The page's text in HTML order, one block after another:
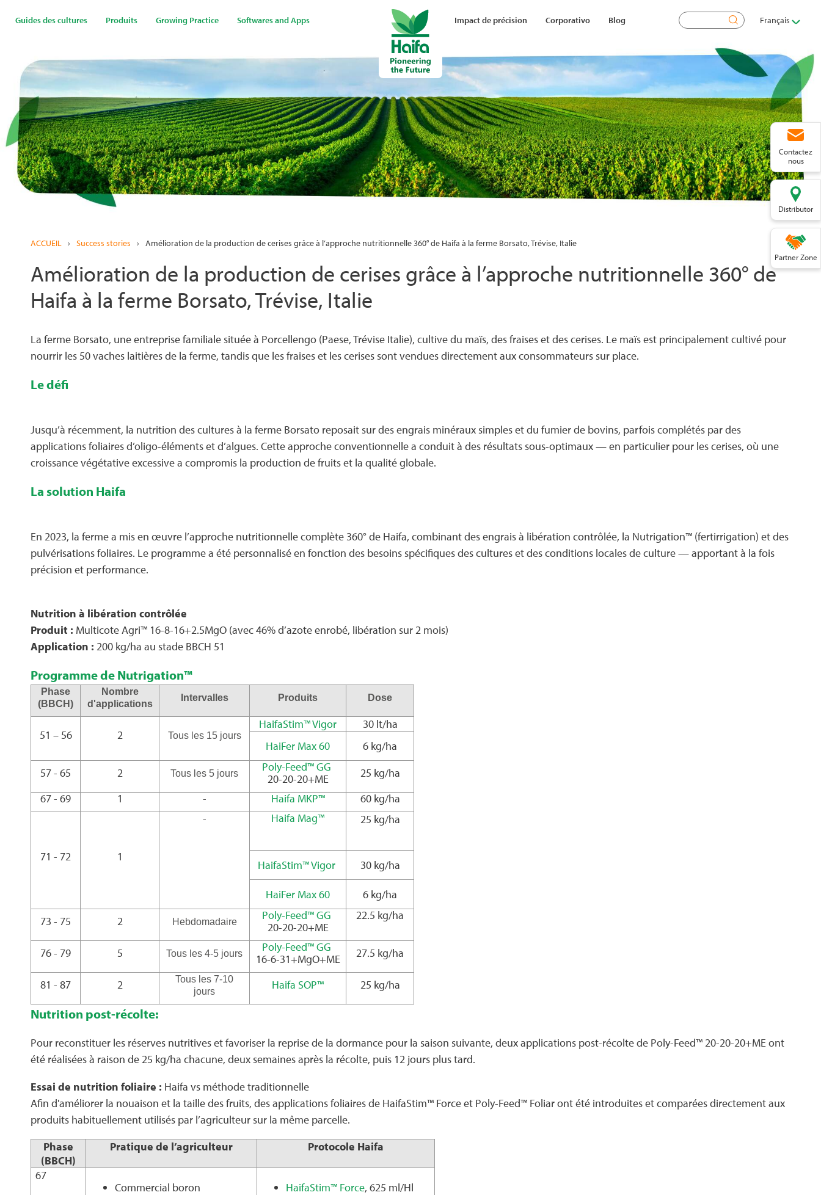
Contactez
nous
Distributor
Partner Zone
Guides des cultures Produits Growing Practice Softwares and Apps Impact de précision Corporativo Blog Rechercher Français
ACCUEIL › Success stories › Amélioration de la production de cerises grâce à l’approche nutritionnelle 360° de Haifa à la ferme Borsato, Trévise, Italie
Amélioration de la production de cerises grâce à l’approche nutritionnelle 360° de
Haifa à la ferme Borsato, Trévise, Italie
La ferme Borsato, une entreprise familiale située à Porcellengo (Paese, Trévise Italie), cultive du maïs, des fraises et des cerises. Le maïs est principalement cultivé pour
nourrir les 50 vaches laitières de la ferme, tandis que les fraises et les cerises sont vendues directement aux consommateurs sur place.
Le défi
Jusqu’à récemment, la nutrition des cultures à la ferme Borsato reposait sur des engrais minéraux simples et du fumier de bovins, parfois complétés par des
applications foliaires d’oligo-éléments et d’algues. Cette approche conventionnelle a conduit à des résultats sous-optimaux — en particulier pour les cerises, où une
croissance végétative excessive a compromis la production de fruits et la qualité globale.
La solution Haifa
En 2023, la ferme a mis en œuvre l’approche nutritionnelle complète 360° de Haifa, combinant des engrais à libération contrôlée, la Nutrigation™ (fertirrigation) et des
pulvérisations foliaires. Le programme a été personnalisé en fonction des besoins spécifiques des cultures et des conditions locales de culture — apportant à la fois
précision et performance.
Nutrition à libération contrôlée
Produit : Multicote Agri™ 16-8-16+2.5MgO (avec 46% d’azote enrobé, libération sur 2 mois)
Application : 200 kg/ha au stade BBCH 51
Programme de Nutrigation™
Phase
(BBCH)
Nombre
d'applications
Intervalles Produits Dose
51 – 56 2 Tous les 15 jours
HaifaStim™ Vigor
30 lt/ha
HaiFer Max 60
6 kg/ha
57 - 65
2 Tous les 5 jours
Poly-Feed™ GG
20-20-20+ME
25 kg/ha
67 - 69
1 - Haifa MKP™ 60 kg/ha
71 - 72 1
- Haifa Mag™ 25 kg/ha
HaifaStim™ Vigor 30 kg/ha
HaiFer Max 60
6 kg/ha
73 - 75
2 Hebdomadaire
Poly-Feed™ GG
20-20-20+ME
22.5 kg/ha
76 - 79 5 Tous les 4-5 jours
Poly-Feed™ GG
16-6-31+MgO+ME
27.5 kg/ha
81 - 87 2
Tous les 7-10
jours
Haifa SOP™ 25 kg/ha
Nutrition post-récolte:
Pour reconstituer les réserves nutritives et favoriser la reprise de la dormance pour la saison suivante, deux applications post-récolte de Poly-Feed™ 20-20-20+ME ont
été réalisées à raison de 25 kg/ha chacune, deux semaines après la récolte, puis 12 jours plus tard.
Essai de nutrition foliaire : Haifa vs méthode traditionnelle
Afin d'améliorer la nouaison et la taille des fruits, des applications foliaires de HaifaStim™ Force et Poly-Feed™ Foliar ont été introduites et comparées directement aux
produits habituellement utilisés par l’agriculteur sur la même parcelle.
Phase
(BBCH)
Pratique de l’agriculteur Protocole Haifa
67
Commercial boron
HaifaStim™ Force, 625 ml/Hl